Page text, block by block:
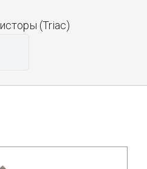
(Triac)